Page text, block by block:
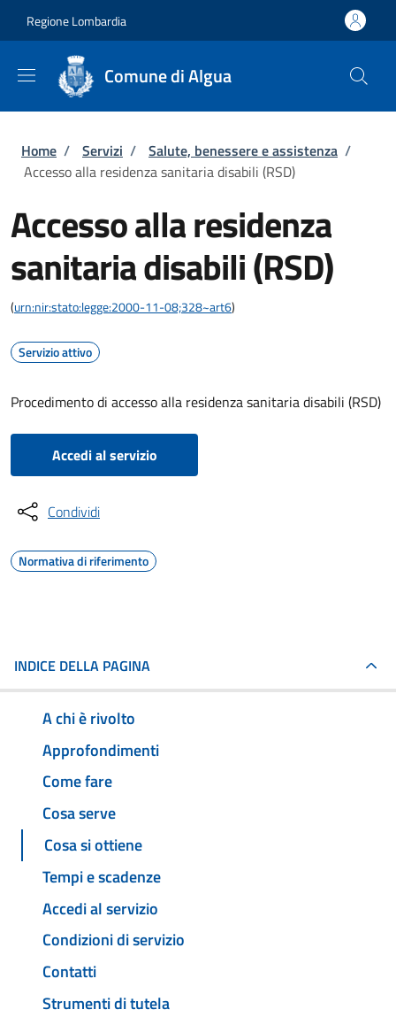
Regione Lombardia
Comune di Algua
Briciole di pane
Home / Servizi / Salute, benessere e assistenza /
Accesso alla residenza sanitaria disabili (RSD)
Accesso alla residenza
sanitaria disabili (RSD)
(urn:nir:stato:legge:2000-11-08;328~art6)
Servizio attivo
Procedimento di accesso alla residenza sanitaria disabili (RSD)
Accedi al servizio
Condividi
Normativa di riferimento
INDICE DELLA PAGINA
A chi è rivolto
Approfondimenti
Come fare
Cosa serve
Cosa si ottiene
Tempi e scadenze
Accedi al servizio
Condizioni di servizio
Contatti
Strumenti di tutela